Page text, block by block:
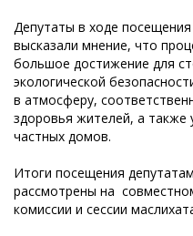
Депутаты в ходе
высказали мнение, что
большое достижение для
экологической
в атмосферу,
здоровья жителей, а также
частных домов.
Итоги посещения
рассмотрены на
комиссии и сессии